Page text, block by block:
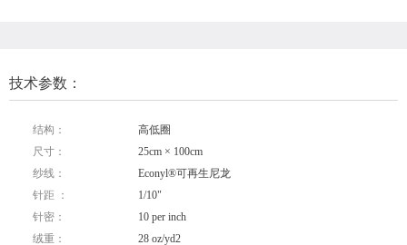
技术参数：
结构：
高低圈
尺寸：
25cm × 100cm
纱线：
Econyl®可再生尼龙
针距 ：
1/10"
针密：
10 per inch
绒重：
28 oz/yd2